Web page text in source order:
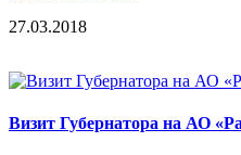
27.03.2018
Визит Губернатора на АО